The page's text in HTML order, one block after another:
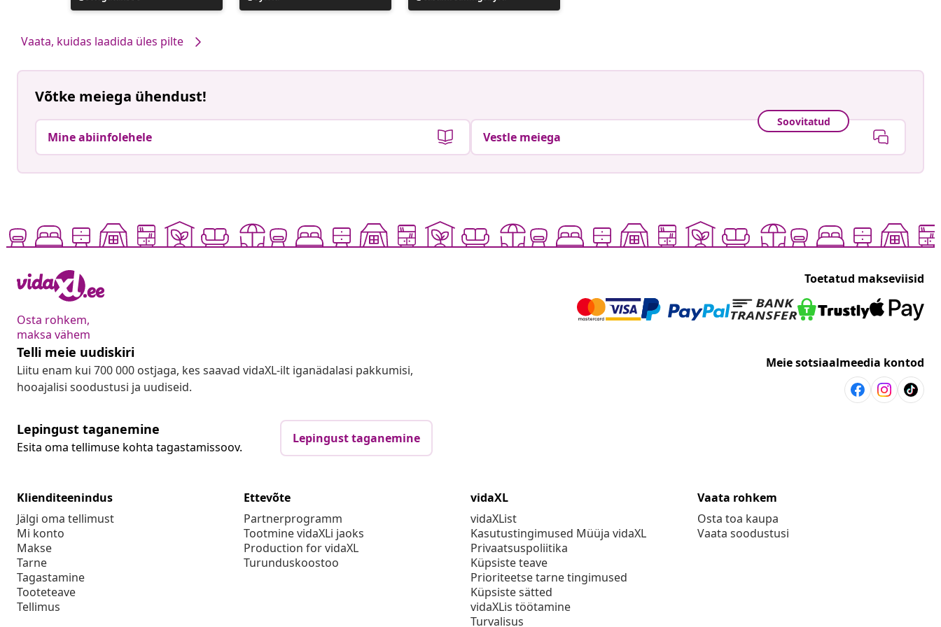
avaldatud
avaldatud
avaldatud
Vaata, kuidas laadida üles pilte
Võtke meiega ühendust!
Mine abiinfolehele
Soovitatud
Vestle meiega
Osta rohkem,
maksa vähem
Toetatud makseviisid
Telli meie uudiskiri
Liitu enam kui 700 000 ostjaga, kes saavad vidaXL-ilt iganädalasi pakkumisi,
hooajalisi soodustusi ja uudiseid.
Meie sotsiaalmeedia kontod
Lepingust taganemine
Esita oma tellimuse kohta tagastamissoov.
Lepingust taganemine
Klienditeenindus
Jälgi oma tellimust
Mi konto
Makse
Tarne
Tagastamine
Tooteteave
Tellimus
Ettevõte
Partnerprogramm
Tootmine vidaXLi jaoks
Production for vidaXL
Turunduskoostoo
vidaXL
vidaXList
Kasutustingimused Müüja vidaXL
Privaatsuspoliitika
Küpsiste teave
Prioriteetse tarne tingimused
Küpsiste sätted
vidaXLis töötamine
Turvalisus
Vaata rohkem
Osta toa kaupa
Vaata soodustusi